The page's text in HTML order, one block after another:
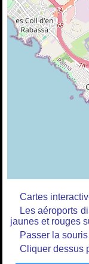
Cartes
Les aéroports
jaunes et rouges
Passer la
Cliquer dessus